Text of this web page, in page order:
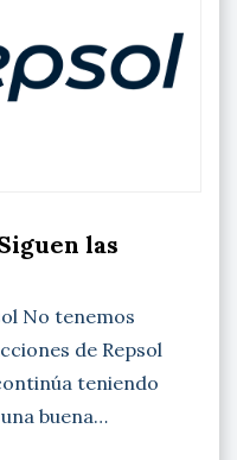
las
No tenemos
de Repsol
teniendo
buena…